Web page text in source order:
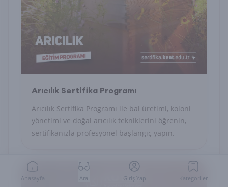
Arıcılık Sertifika Programı
Arıcılık Sertifika Programı ile bal üretimi, koloni
yönetimi ve doğal arıcılık tekniklerini öğrenin,
sertifikanızla profesyonel başlangıç yapın.
Anasayfa Ara Giriş Yap Kategoriler